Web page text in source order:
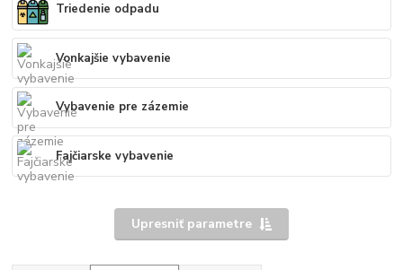
Triedenie odpadu
Vonkajšie vybavenie
Vybavenie pre zázemie
Fajčiarske vybavenie
Upresniť parametre